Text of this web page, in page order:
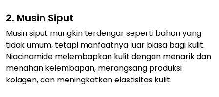
2. Musin Siput
Musin siput mungkin terdengar seperti bahan yang
tidak umum, tetapi manfaatnya luar biasa bagi kulit.
Niacinamide melembapkan kulit dengan menarik dan
menahan kelembapan, merangsang produksi
kolagen, dan meningkatkan elastisitas kulit.